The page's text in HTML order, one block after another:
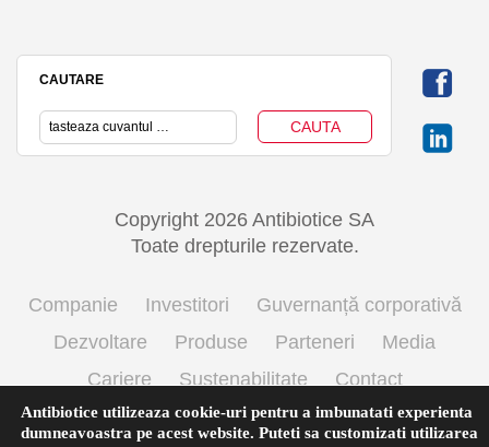
CAUTARE
Copyright 2026 Antibiotice SA
Toate drepturile rezervate.
Companie Investitori
Guvernanță corporativă
Dezvoltare
Produse Parteneri
Media
Cariere
Sustenabilitate
Contact
Termeni si conditii de utilizare
Politica cookie
Antibiotice utilizeaza cookie-uri pentru a imbunatati experienta
dumneavoastra pe acest website. Puteti sa customizati utilizarea